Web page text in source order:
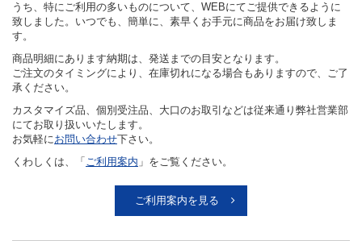
うち、特にご利用の多いものについて、WEBにてご提供できるように
致しました。いつでも、簡単に、素早くお手元に商品をお届け致しま
す。
商品明細にあります納期は、発送までの目安となります。
ご注文のタイミングにより、在庫切れになる場合もありますので、ご了
承ください。
カスタマイズ品、個別受注品、大口のお取引などは従来通り弊社営業部
にてお取り扱いいたします。
お気軽にお問い合わせ下さい。
くわしくは、「 ご利用案内 」をご覧ください。
ご利用案内を見る